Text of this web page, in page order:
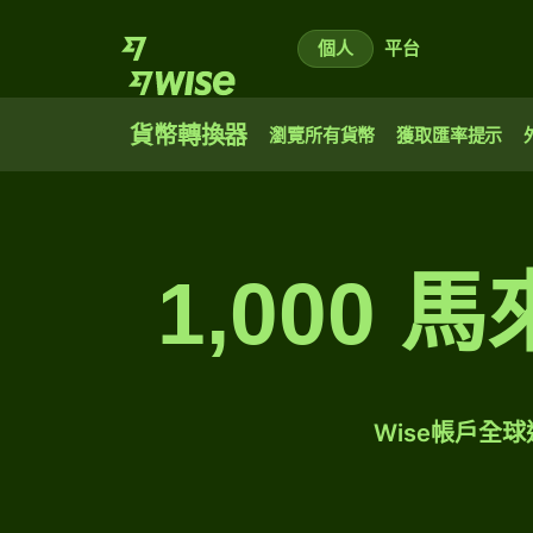
個人 平台
貨幣轉換器 瀏覽所有貨幣 獲取匯率提示
1,000 馬
Wise帳戶全球